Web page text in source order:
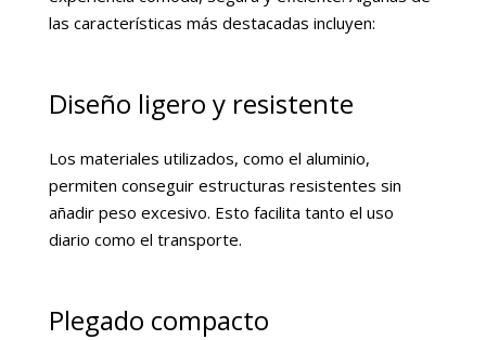
las características más destacadas incluyen:
Diseño ligero y resistente
Los materiales utilizados, como el aluminio,
permiten conseguir estructuras resistentes sin
añadir peso excesivo. Esto facilita tanto el uso
diario como el transporte.
Plegado compacto